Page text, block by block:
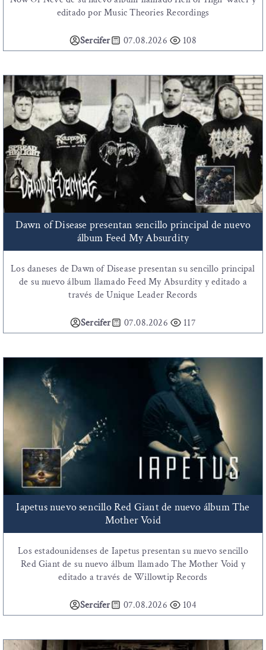
editado por Music Theories Recordings
Sercifer 07.08.2026 108
Dawn of Disease presentan sencillo principal de nuevo
álbum Feed My Absurdity
Los daneses de Dawn of Disease presentan su sencillo principal
de su nuevo álbum llamado Feed My Absurdity y editado a
través de Unique Leader Records
Sercifer 07.08.2026 117
Iapetus nuevo sencillo Red Giant de nuevo álbum The
Mother Void
Los estadounidenses de Iapetus presentan su nuevo sencillo
Red Giant de su nuevo álbum llamado The Mother Void y
editado a través de Willowtip Records
Sercifer 07.08.2026 104